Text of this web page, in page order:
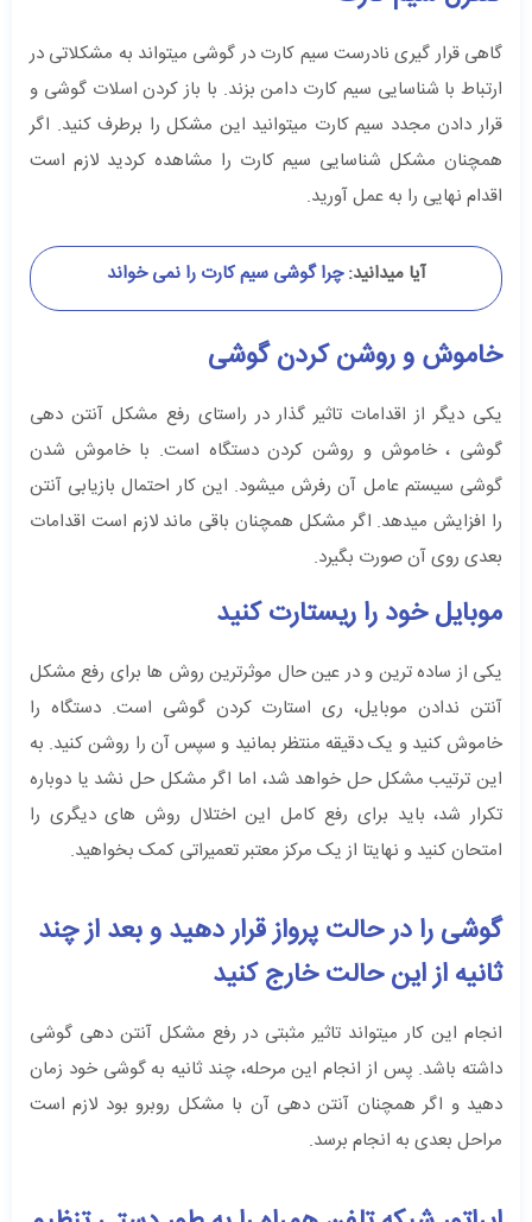
گاهی قرار گیری نادرست سیم کارت در گوشی میتواند به مشکلاتی در
ارتباط با شناسایی سیم کارت دامن بزند. با باز کردن اسلات گوشی و
قرار دادن مجدد سیم کارت میتوانید این مشکل را برطرف کنید. اگر
همچنان مشکل شناسایی سیم کارت را مشاهده کردید لازم است
اقدام نهایی را به عمل آورید.
آیا میدانید: چرا گوشی سیم کارت را نمی خواند
خاموش و روشن کردن گوشی
یکی دیگر از اقدامات تاثیر گذار در راستای رفع مشکل آنتن دهی
گوشی ، خاموش و روشن کردن دستگاه است. با خاموش شدن
گوشی سیستم عامل آن رفرش میشود. این کار احتمال بازیابی آنتن
را افزایش میدهد. اگر مشکل همچنان باقی ماند لازم است اقدامات
بعدی روی آن صورت بگیرد.
موبایل خود را ریستارت کنید
یکی از ساده ترین و در عین حال موثرترین روش ها برای رفع مشکل
آنتن ندادن موبایل، ری استارت کردن گوشی است. دستگاه را
خاموش کنید و یک دقیقه منتظر بمانید و سپس آن را روشن کنید. به
این ترتیب مشکل حل خواهد شد، اما اگر مشکل حل نشد یا دوباره
تکرار شد، باید برای رفع کامل این اختلال روش های دیگری را
امتحان کنید و نهایتا از یک مرکز معتبر تعمیراتی کمک بخواهید.
گوشی را در حالت پرواز قرار دهید و بعد از چند
ثانیه از این حالت خارج کنید
انجام این کار میتواند تاثیر مثبتی در رفع مشکل آنتن دهی گوشی
داشته باشد. پس از انجام این مرحله، چند ثانیه به گوشی خود زمان
دهید و اگر همچنان آنتن دهی آن با مشکل روبرو بود لازم است
مراحل بعدی به انجام برسد.